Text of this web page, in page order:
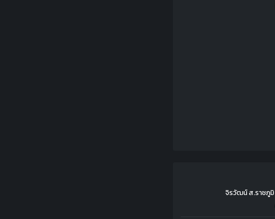
จิรวัฒน์ ส.ราชภูมิ